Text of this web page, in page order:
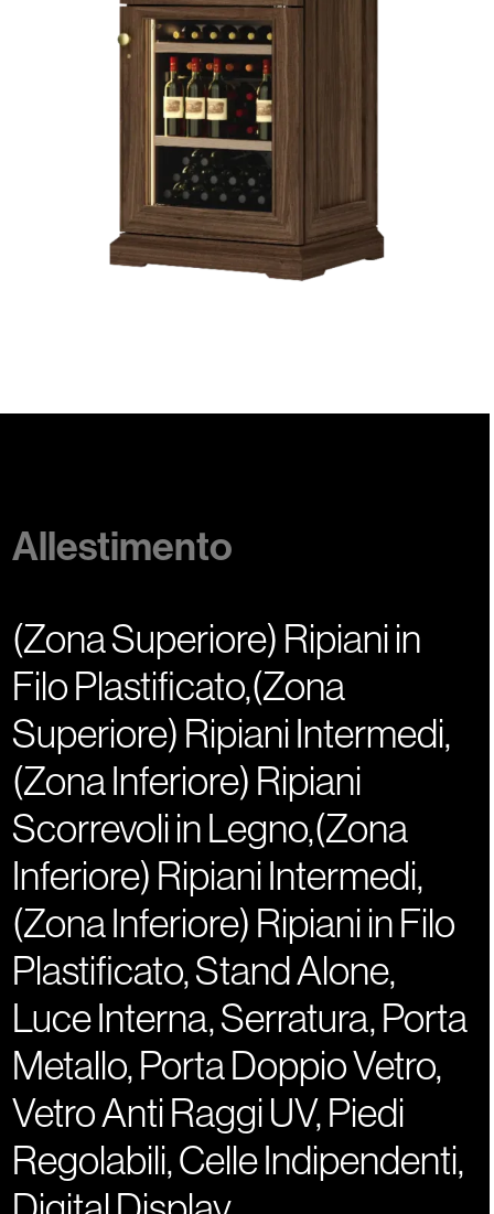
Allestimento
(Zona Superiore) Ripiani in
Filo Plastificato,(Zona
Superiore) Ripiani Intermedi,
(Zona Inferiore) Ripiani
Scorrevoli in Legno,(Zona
Inferiore) Ripiani Intermedi,
(Zona Inferiore) Ripiani in Filo
Plastificato, Stand Alone,
Luce Interna, Serratura, Porta
Metallo, Porta Doppio Vetro,
Vetro Anti Raggi UV, Piedi
Regolabili, Celle Indipendenti,